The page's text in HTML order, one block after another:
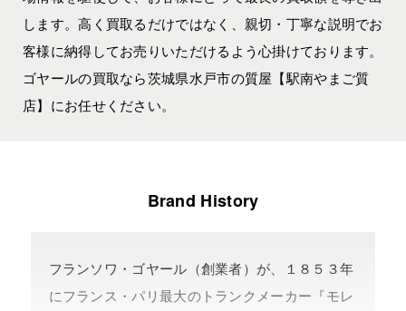
します。高く買取るだけではなく、親切・丁寧な説明でお
客様に納得してお売りいただけるよう心掛けております。
ゴヤールの買取なら茨城県水戸市の質屋【駅南やまご質
店】にお任せください。
Brand History
フランソワ・ゴヤール（創業者）が、１８５３年
にフランス・パリ最大のトランクメーカー『モレ